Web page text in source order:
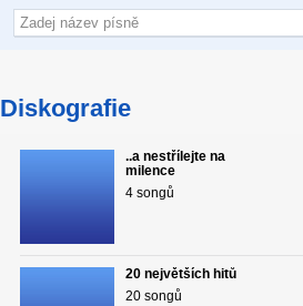
Diskografie
..a nestřílejte na
milence
4 songů
20 největších hitů
20 songů